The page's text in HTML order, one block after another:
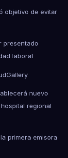
objetivo de evitar
presentado
laboral
Gallery
nuevo
regional
primera emisora